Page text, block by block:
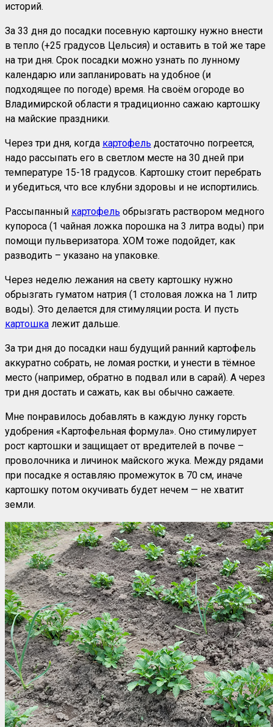
историй.
За 33 дня до посадки посевную картошку нужно внести
в тепло (+25 градусов Цельсия) и оставить в той же таре
на три дня. Срок посадки можно узнать по лунному
календарю или запланировать на удобное (и
подходящее по погоде) время. На своём огороде во
Владимирской области я традиционно сажаю картошку
на майские праздники.
Через три дня, когда картофель достаточно погреется,
надо рассыпать его в светлом месте на 30 дней при
температуре 15-18 градусов. Картошку стоит перебрать
и убедиться, что все клубни здоровы и не испортились.
Рассыпанный картофель обрызгать раствором медного
купороса (1 чайная ложка порошка на 3 литра воды) при
помощи пульверизатора. ХОМ тоже подойдет, как
разводить – указано на упаковке.
Через неделю лежания на свету картошку нужно
обрызгать гуматом натрия (1 столовая ложка на 1 литр
воды). Это делается для стимуляции роста. И пусть
картошка лежит дальше.
За три дня до посадки наш будущий ранний картофель
аккуратно собрать, не ломая ростки, и унести в тёмное
место (например, обратно в подвал или в сарай). А через
три дня достать и сажать, как вы обычно сажаете.
Мне понравилось добавлять в каждую лунку горсть
удобрения «Картофельная формула». Оно стимулирует
рост картошки и защищает от вредителей в почве –
проволочника и личинок майского жука. Между рядами
при посадке я оставляю промежуток в 70 см, иначе
картошку потом окучивать будет нечем — не хватит
земли.